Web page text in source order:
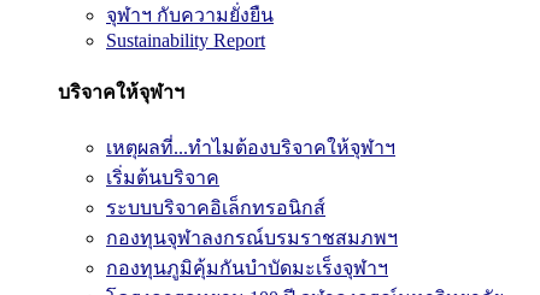
จุฬาฯ กับความยั่งยืน
Sustainability Report
บริจาคให้จุฬาฯ
เหตุผลที่...ทำไมต้องบริจาคให้จุฬาฯ
เริ่มต้นบริจาค
ระบบบริจาคอิเล็กทรอนิกส์
กองทุนจุฬาลงกรณ์บรมราชสมภพฯ
กองทุนภูมิคุ้มกันบำบัดมะเร็งจุฬาฯ